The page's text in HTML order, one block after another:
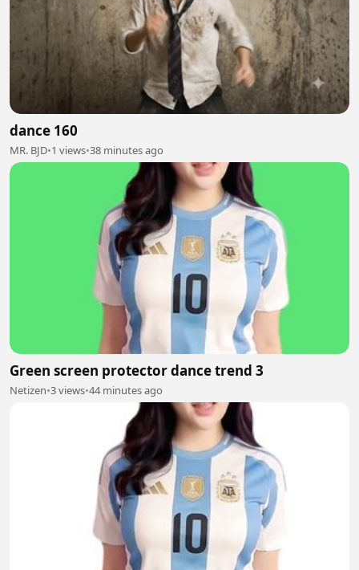
dance 160
MR. BJD•1 views•38 minutes ago
Green screen protector dance trend 3
Netizen•3 views•44 minutes ago